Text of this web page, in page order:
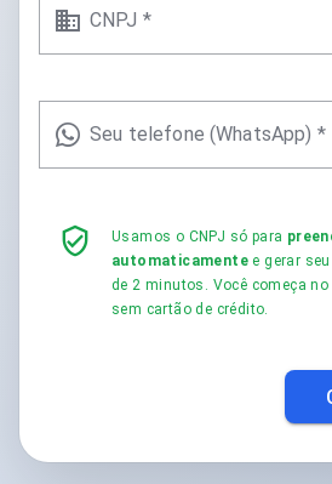
CNPJ *
Seu telefone (WhatsApp) *
Usamos o CNPJ só para
automaticamente e gerar
de 2 minutos. Você começa no
sem cartão de crédito.